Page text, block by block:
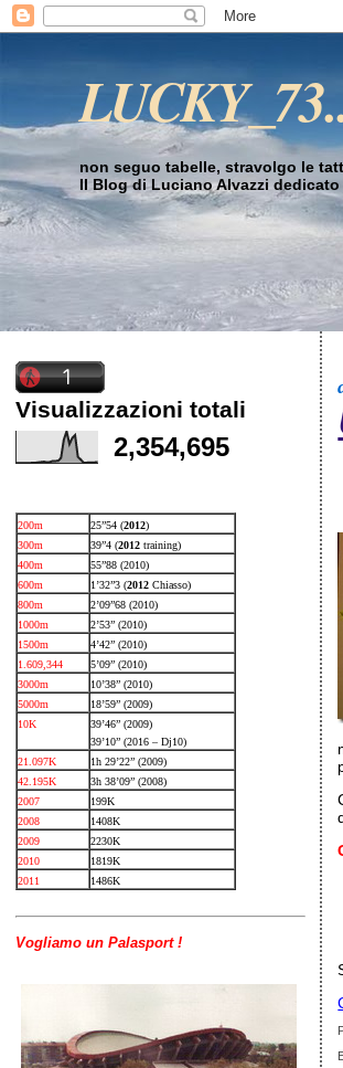
non seguo tabelle, stravolgo le
Il Blog di Luciano Alvazzi
Visualizzazioni totali
2,354,695
200m 25”54 (2012)
300m
39”4 (2012 training)
400m
55”88 (2010)
600m
1’32”3 (2012 Chiasso)
800m
2’09”68 (2010)
1000m
2’53” (2010)
1500m
4’42” (2010)
1.609,344
5’09” (2010)
3000m
10’38” (2010)
5000m
18’59” (2009)
10K
39’46” (2009)
39’10” (2016 – Dj10)
21.097K
1h 29’22” (2009)
42.195K
3h 38’09” (2008)
2007
199K
2008
1408K
2009
2230K
2010
1819K
2011
1486K
Vogliamo un Palasport !